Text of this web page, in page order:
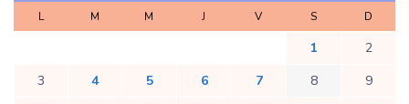
L M M J V S D
1
2
3
4 5 6 7 8
9